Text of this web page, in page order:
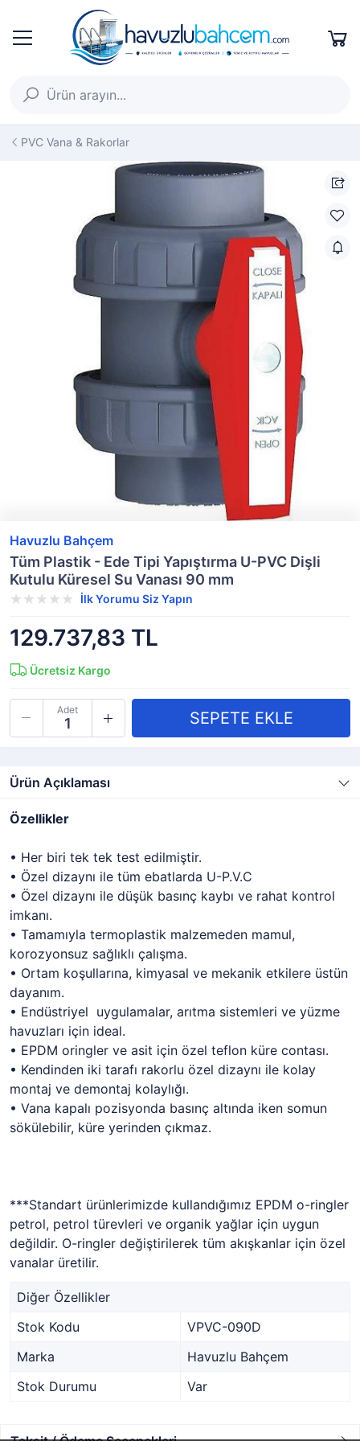
PVC Vana & Rakorlar
Havuzlu Bahçem
Tüm Plastik - Ede Tipi Yapıştırma U-PVC Dişli
Kutulu Küresel Su Vanası 90 mm
İlk Yorumu Siz Yapın
129.737,83 TL
Ücretsiz Kargo
Adet
Ürün Açıklaması
Özellikler
• Her biri tek tek test edilmiştir.
• Özel dizaynı ile tüm ebatlarda U-P.V.C
• Özel dizaynı ile düşük basınç kaybı ve rahat kontrol
imkanı.
• Tamamıyla termoplastik malzemeden mamul,
korozyonsuz sağlıklı çalışma.
• Ortam koşullarına, kimyasal ve mekanik etkilere üstün
dayanım.
• Endüstriyel uygulamalar, arıtma sistemleri ve yüzme
havuzları için ideal.
• EPDM oringler ve asit için özel teflon küre contası.
• Kendinden iki tarafı rakorlu özel dizaynı ile kolay
montaj ve demontaj kolaylığı.
• Vana kapalı pozisyonda basınç altında iken somun
sökülebilir, küre yerinden çıkmaz.
***Standart ürünlerimizde kullandığımız EPDM o-ringler
petrol, petrol türevleri ve organik yağlar için uygun
değildir. O-ringler değiştirilerek tüm akışkanlar için özel
vanalar üretilir.
Diğer Özellikler
Stok Kodu
VPVC-090D
Marka
Havuzlu Bahçem
Stok Durumu
Var